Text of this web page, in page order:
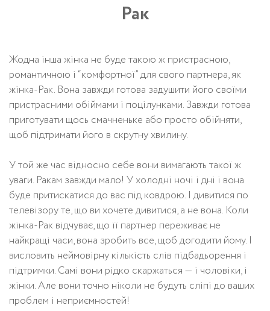
Рак
Жодна інша жінка не буде такою ж пристрасною,
романтичною і “комфортної” для свого партнера, як
жінка-Рак. Вона завжди готова задушити його своїми
пристрасними обіймами і поцілунками. Завжди готова
приготувати щось смачненьке або просто обійняти,
щоб підтримати його в скрутну хвилину.
У той же час відносно себе вони вимагають такої ж
уваги. Ракам завжди мало! У холодні ночі і дні і вона
буде притискатися до вас під ковдрою. І дивитися по
телевізору те, що ви хочете дивитися, а не вона. Коли
жінка-Рак відчуває, що її партнер переживає не
найкращі часи, вона зробить все, щоб догодити йому. І
висловить неймовірну кількість слів підбадьорення і
підтримки. Самі вони рідко скаржаться — і чоловіки, і
жінки. Але вони точно ніколи не будуть сліпі до ваших
проблем і неприємностей!